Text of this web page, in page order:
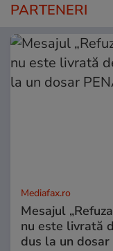
PARTENERI
Mediafax.ro
Mesajul
nu este livrată
dus la un dosar